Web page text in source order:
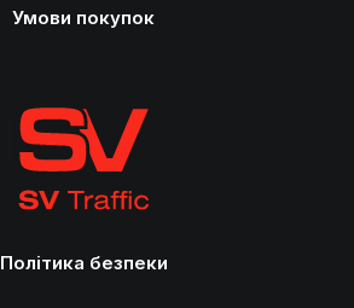
Політика безпеки
Умови покупок